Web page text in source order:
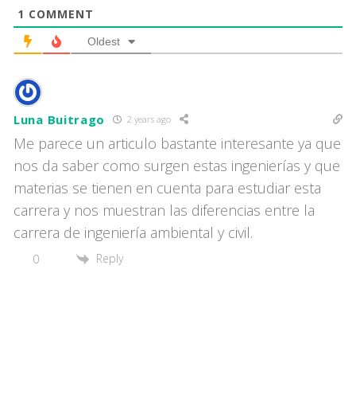
1 COMMENT
Oldest
Luna Buitrago 2 years ago
Me parece un articulo bastante interesante ya que
nos da saber como surgen estas ingenierías y que
materias se tienen en cuenta para estudiar esta
carrera y nos muestran las diferencias entre la
carrera de ingeniería ambiental y civil.
0 Reply